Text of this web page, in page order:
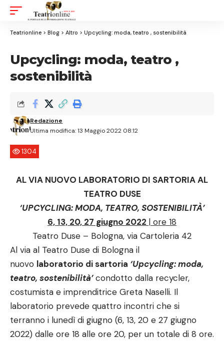
Teatrionline > Blog > Altro > Upcycling: moda, teatro , sostenibilità
Upcycling: moda, teatro ,
sostenibilità
Ultima modifica: 13 Maggio 2022 08:12
Redazione
1304
AL VIA NUOVO LABORATORIO DI SARTORIA AL
TEATRO DUSE
‘UPCYCLING: MODA, TEATRO, SOSTENIBILITÀ’
6, 13, 20, 27 giugno 2022 | ore 18
Teatro Duse – Bologna, via Cartoleria 42
Al via al Teatro Duse di Bologna il
nuovo laboratorio di sartoria ‘Upcycling: moda,
teatro, sostenibilità’condotto dalla recycler,
costumista e imprenditrice Greta Naselli. Il
laboratorio prevede quattro incontri che si
terranno i lunedì di giugno (6, 13, 20 e 27 giugno
2022) dalle ore 18 alle ore 20, per un totale di 8 ore.